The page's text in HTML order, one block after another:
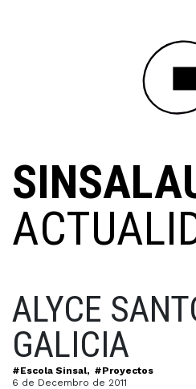
ALYCE
GALICIA
#Escola Sinsal
#Proyectos
6 de Decembro de 2011